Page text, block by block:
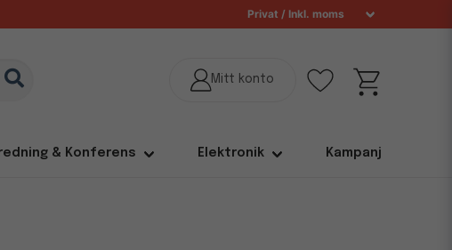
& Konferens Elektronik Kampanj